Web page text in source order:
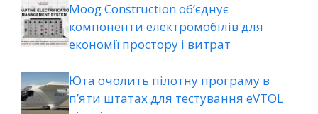
Moog Construction об’єднує
компоненти електромобілів для
економії простору і витрат
Юта очолить пілотну програму в
п’яти штатах для тестування eVTOL